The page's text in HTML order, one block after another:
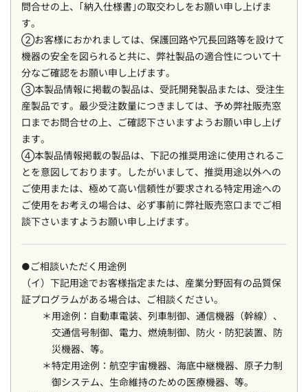
問合せの上、｢納入仕様書｣の取交わしをお願い申し上げま
す。
②お客様におかれましては、保護回路や冗長回路等を設けて
機器の安全を図られると共に、弊社製品の適合性について十
分なご確認をお願い申し上げます。
③本製品情報に掲載の製品は、受託開発製品または、受注生
産製品です。最少受注数量につきましては、予め弊社販売窓
口までお問合せの上、ご確認下さいますようお願い申し上げ
ます。
④本製品情報掲載の製品は、下記の推奨用途に使用されるこ
とを意図しております。したがいまして、推奨用途以外への
ご使用または、極めて高い信頼性が要求される特定用途への
ご使用をお考えの場合は、必ず事前に弊社販売窓口までご相
談下さいますようお願い申し上げます。
●ご相談いただく用途例
（イ）下記用途でお客様指定または、産業分野固有の品質保
証プログラムがある場合は、ご相談ください。
用途例：自動車電装、列車制御、通信機器（幹線）、
交通信号制御、電力、燃焼制御、防火・防犯装置、防
災機器、等。
特定用途例：航空宇宙機器、海底中継機器、原子力制
御システム、生命維持のための医療機器、等。